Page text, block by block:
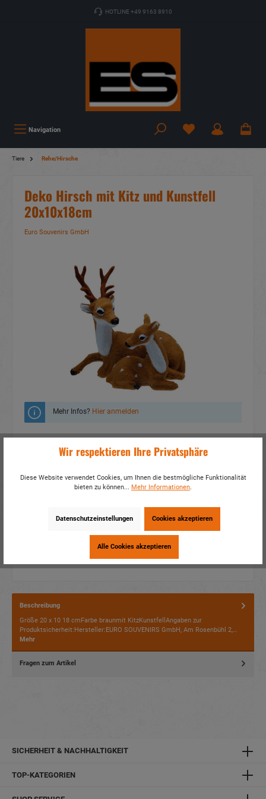
HOTLINE +49 9163 8910
Navigation
Tiere Rehe/Hirsche
Deko Hirsch mit Kitz und Kunstfell
20x10x18cm
Euro Souvenirs GmbH
Mehr Infos? Hier anmelden
36861
Beschreibung
Größe 20 x 10 18 cmFarbe braunmit KitzKunstfellAngaben zur
Produktsicherheit:Hersteller:EURO SOUVENIRS GmbH, Am Rosenbühl 2,…
Mehr
Fragen zum Artikel
SICHERHEIT & NACHHALTIGKEIT
TOP-KATEGORIEN
Wir respektieren Ihre Privatsphäre
Diese Website verwendet Cookies, um Ihnen die bestmögliche Funktionalität
bieten zu können... Mehr Informationen.
Datenschutzeinstellungen Cookies akzeptieren
Alle Cookies akzeptieren